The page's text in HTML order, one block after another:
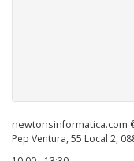
newtonsinformatica.com
Pep Ventura, 55 Local 2,